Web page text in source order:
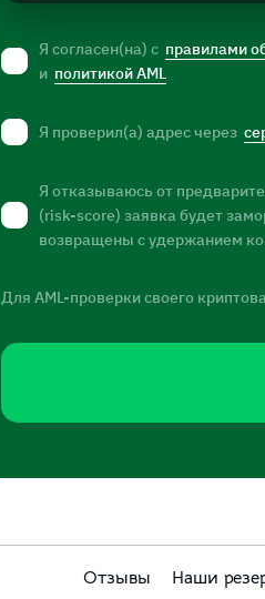
Я согласен(на) с правилами
и политикой AML
Я проверил(а) адрес через
Я отказываюсь от
(risk-score) заявка будет
возвращены с удержанием
Для AML-проверки своего
Отзывы Наши